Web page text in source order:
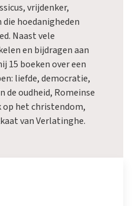
vrijdenker,
hoedanigheden
Naast vele
en bijdragen aan
15 boeken over een
liefde, democratie,
de oudheid, Romeinse
op het christendom,
van Verlatinghe.